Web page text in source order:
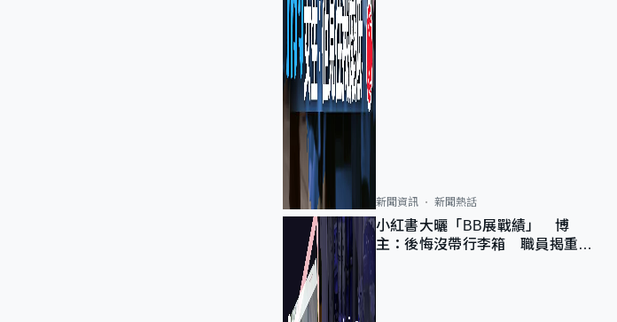
新聞資訊 新聞熱話
小紅書大曬「BB展戰績」 博
主：後悔沒帶行李箱 職員揭重複